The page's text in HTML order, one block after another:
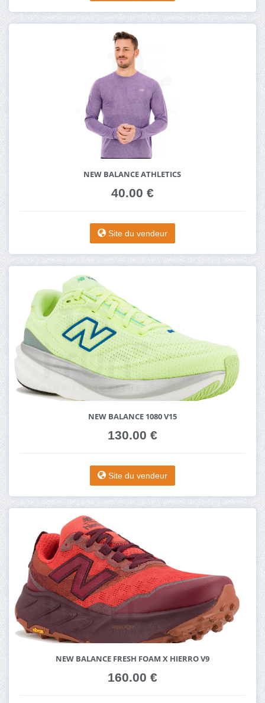
NEW BALANCE ATHLETICS
40.00 €
Site du vendeur
NEW BALANCE 1080 V15
130.00 €
Site du vendeur
NEW BALANCE FRESH FOAM X HIERRO V9
160.00 €